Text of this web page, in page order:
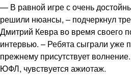
— В равной игре с очень
решили нюансы, – подчеркнул
Дмитрий Кевра во время своего
интервью. – Ребята сыграли уже
прежнему присутствует
ЮФЛ, чувствуется ажиотаж.